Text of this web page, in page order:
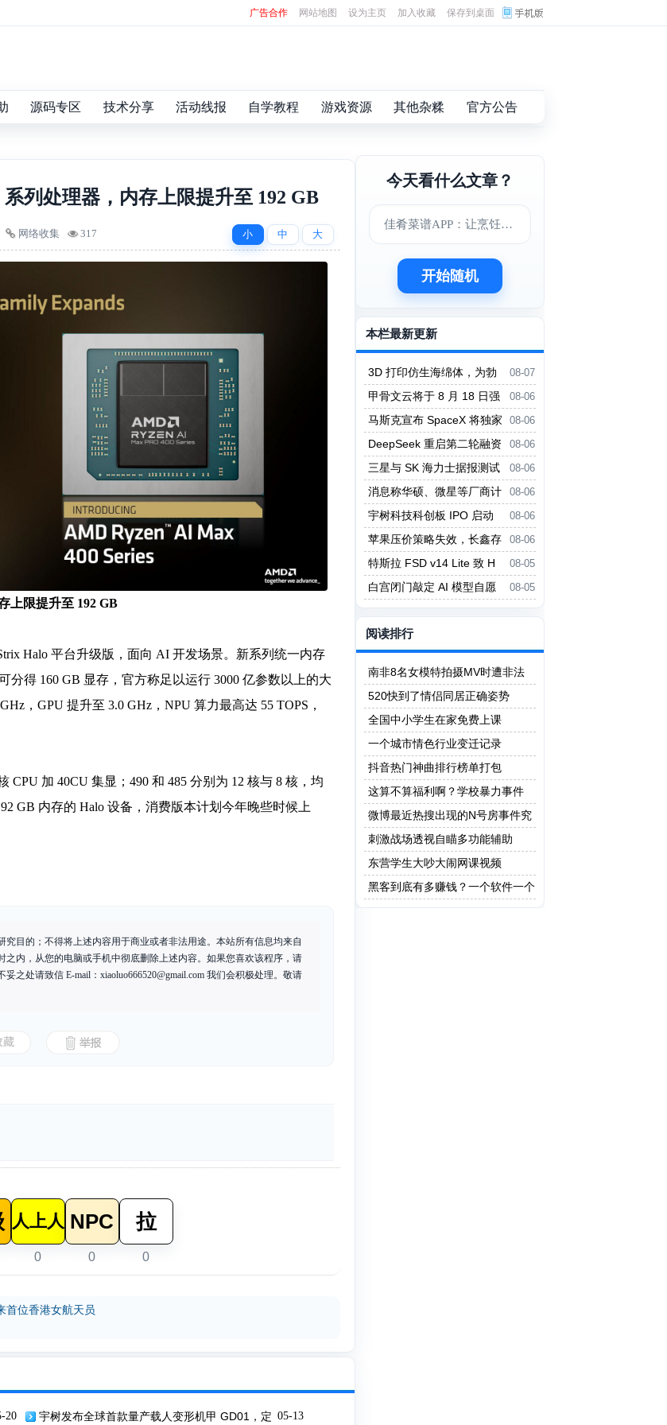
广告合作 网站地图 设为主页 加入收藏 保存到桌面
源码专区 技术分享 活动线报 自学教程 游戏资源 其他杂糅 官方公告
列处理器，内存上限提升至 192 GB
小 中 大
网络收集 317
上限提升至 192 GB
Halo 平台升级版，面向 AI 开发场景。新系列统一内存
分得 160 GB 显存，官方称足以运行 3000 亿参数以上的大
，GPU 提升至 3.0 GHz，NPU 算力最高达 55 TOPS，
CPU 加 40CU 集显；490 和 485 分别为 12 核与 8 核，均
GB 内存的 Halo 设备，消费版本计划今年晚些时候上
目的；不得将上述内容用于商业或者非法用途。本站所有信息均来自
之内，从您的电脑或手机中彻底删除上述内容。如果您喜欢该程序，请
之处请致信 E-mail： xiaoluo666520@gmail.com 我们会积极处理。敬请
人上人
0
NPC
0
拉
0
首位香港女航天员
20 05-13
宇树发布全球首款量产载人变形机甲 GD01，定
今天看什么文章？
佳肴菜谱APP：让烹饪变得更简单美味
开始随机
本栏最新更新
08-07
3D 打印仿生海绵体，为勃
起功能障碍提供新疗法
08-06
甲骨文云将于 8 月 18 日强
制实行新 Always-Free 限制
08-06
马斯克宣布 SpaceX 将独家
采用英伟达 AI 架构
08-06
DeepSeek 重启第二轮融资
投前估值 5000 亿元
08-06
三星与 SK 海力士据报测试
中微设备 对冲美国出口管制风险
08-06
消息称华硕、微星等厂商计
划 Q3 上调主板价格
08-06
宇树科技科创板 IPO 启动
询价
08-06
苹果压价策略失效，长鑫存
储拒绝压价
08-05
特斯拉 FSD v14 Lite 致 H
W3 自动驾驶电脑过热故障
08-05
白宫闭门敲定 AI 模型自愿
评估框架，细节不公开
阅读排行
南非8名女模特拍摄MV时遭非法
矿工轮奸
520快到了情侣同居正确姿势
全国中小学生在家免费上课
一个城市情色行业变迁记录
抖音热门神曲排行榜单打包
这算不算福利啊？学校暴力事件
微博最近热搜出现的N号房事件究
竟是什么？
刺激战场透视自瞄多功能辅助
东营学生大吵大闹网课视频
黑客到底有多赚钱？一个软件一个
亿！网友：这只是最低级的黑客!